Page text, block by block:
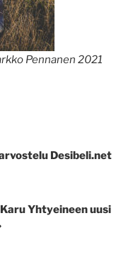
Pennanen 2021
Desibeli.net
Yhtyeineen uusi